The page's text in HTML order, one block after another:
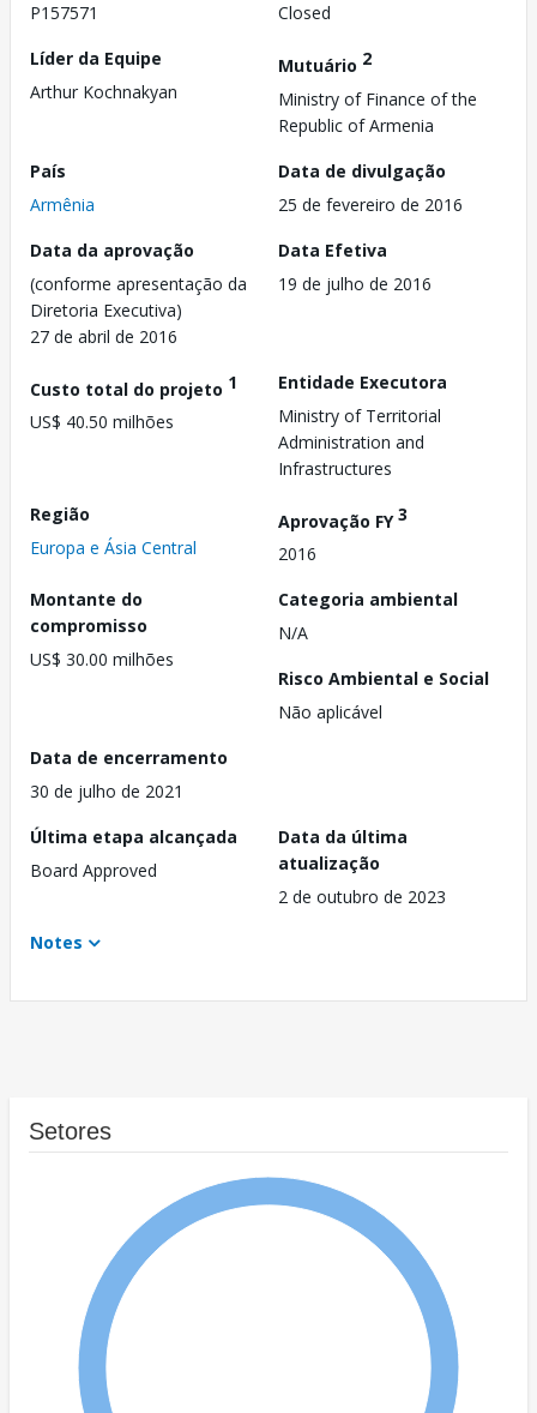
P157571
Closed
Líder da Equipe
Arthur Kochnakyan
Mutuário 2
Ministry of Finance of the
Republic of Armenia
País
Armênia
Data de divulgação
25 de fevereiro de 2016
Data da aprovação
(conforme apresentação da
Diretoria Executiva)
27 de abril de 2016
Data Efetiva
19 de julho de 2016
Custo total do projeto 1
US$ 40.50 milhões
Entidade Executora
Ministry of Territorial
Administration and
Infrastructures
Região
Europa e Ásia Central
Aprovação FY3
2016
Montante do
compromisso
US$ 30.00 milhões
Categoria ambiental
N/A
Risco Ambiental e Social
Não aplicável
Data de encerramento
30 de julho de 2021
Última etapa alcançada
Board Approved
Data da última
atualização
2 de outubro de 2023
Notes
Setores